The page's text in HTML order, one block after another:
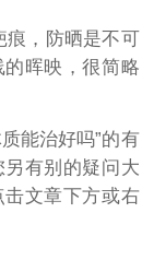
，防晒是不可
晖映，很简略
能治好吗”的有
有别的疑问大
文章下方或右